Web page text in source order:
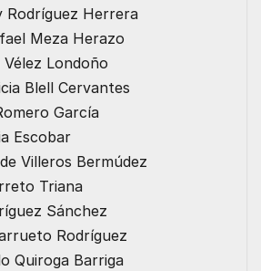
Rodríguez Herrera
Meza Herazo
Londoño
Blell Cervantes
García
Escobar
Villeros Bermúdez
Triana
Sánchez
Rodríguez
Quiroga Barriga